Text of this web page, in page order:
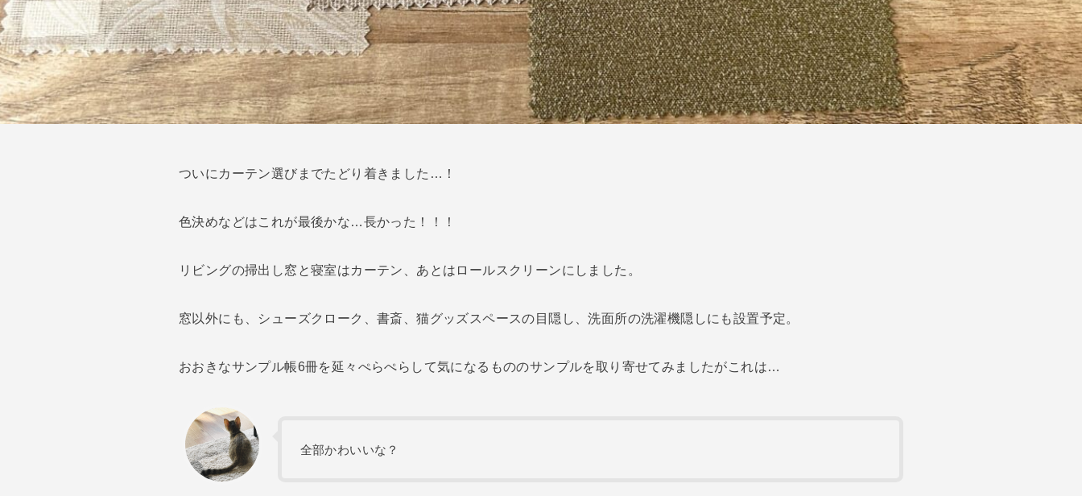
ついにカーテン選びまでたどり着きました…！
色決めなどはこれが最後かな…長かった！！！
リビングの掃出し窓と寝室はカーテン、あとはロールスクリーンにしました。
窓以外にも、シューズクローク、書斎、猫グッズスペースの目隠し、洗面所の洗濯機隠しにも設置予定。
おおきなサンプル帳6冊を延々ぺらぺらして気になるもののサンプルを取り寄せてみましたがこれは…
全部かわいいな？